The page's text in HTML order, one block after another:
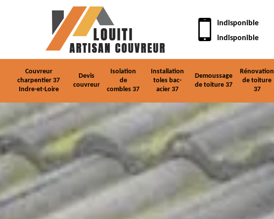
indisponible
indisponible
Couvreur
charpentier 37
Indre-et-Loire
Devis
couvreur
Isolation
de
combles 37
Installation
toles bac-
acier 37
Demoussage
de toiture 37
Rénovation
de toiture
37